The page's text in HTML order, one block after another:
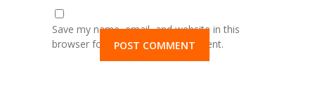
Save my name, email, and website in this
browser for the next time I comment.